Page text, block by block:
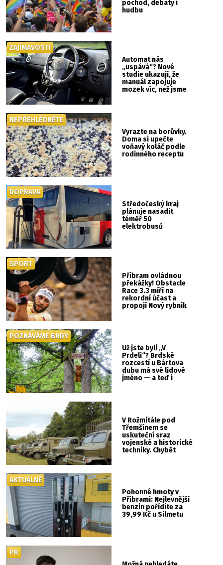
pochod, debaty i
hudbu
Automat nás
„uspává“? Nové
studie ukazují, že
manuál zapojuje
mozek víc, než jsme
ZAJÍMAVOSTI
Vyrazte na borůvky.
Doma si upečte
voňavý koláč podle
rodinného receptu
NEPŘEHLÉDNĚTE
Středočeský kraj
plánuje nasadit
téměř 50
elektrobusů
DOPRAVA
Příbram ovládnou
překážky! Obstacle
Race 3.3 míří na
rekordní účast a
propojí Nový rybník
SPORT
Už jste byli „V
Prdeli“? Brdské
rozcestí u Bártova
dubu má své lidové
jméno — a teď i
POZNÁVÁME BRDY
V Rožmitále pod
Třemšínem se
uskuteční sraz
vojenské a historické
techniky. Chybět
Pohonné hmoty v
Příbrami: Nejlevnější
benzin pořídíte za
39,99 Kč u Silmetu
AKTUÁLNĚ
PR